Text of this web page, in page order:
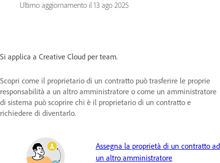
Ultimo aggiornamento il 13 ago 2025
Si applica a Creative Cloud per team.
Scopri come il proprietario di un contratto può trasferire le proprie
responsabilità a un altro amministratore o come un amministratore
di sistema può scoprire chi è il proprietario di un contratto e
richiedere di diventarlo.
Assegna la proprietà di un contratto ad
un altro amministratore